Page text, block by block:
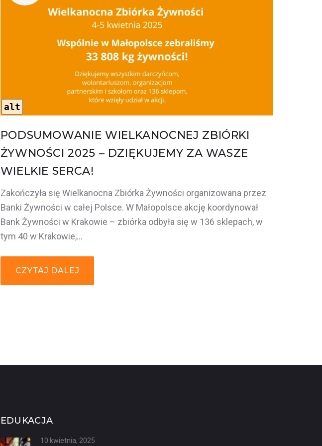
alt
PODSUMOWANIE WIELKANOCNEJ ZBIÓRKI
ŻYWNOŚCI 2025 – DZIĘKUJEMY ZA WASZE
WIELKIE SERCA!
Zakończyła się Wielkanocna Zbiórka Żywności organizowana przez
Banki Żywności w całej Polsce. W Małopolsce akcję koordynował
Bank Żywności w Krakowie – zbiórka odbyła się w 136 sklepach, w
tym 40 w Krakowie,…
CZYTAJ DALEJ
EDUKACJA
10 kwietnia, 2025